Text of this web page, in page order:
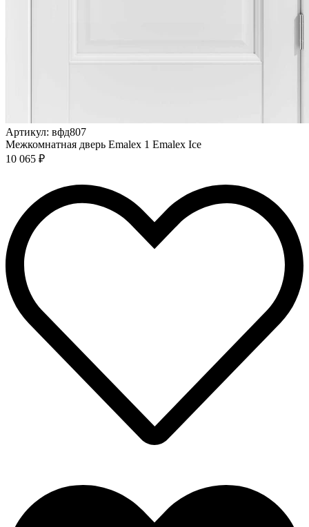
Артикул: вфд807
Межкомнатная дверь Emalex 1 Emalex Ice
10 065 ₽